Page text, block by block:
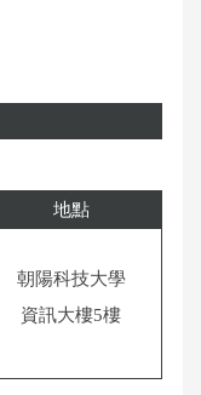
地點
朝陽科技大學
資訊大樓5樓